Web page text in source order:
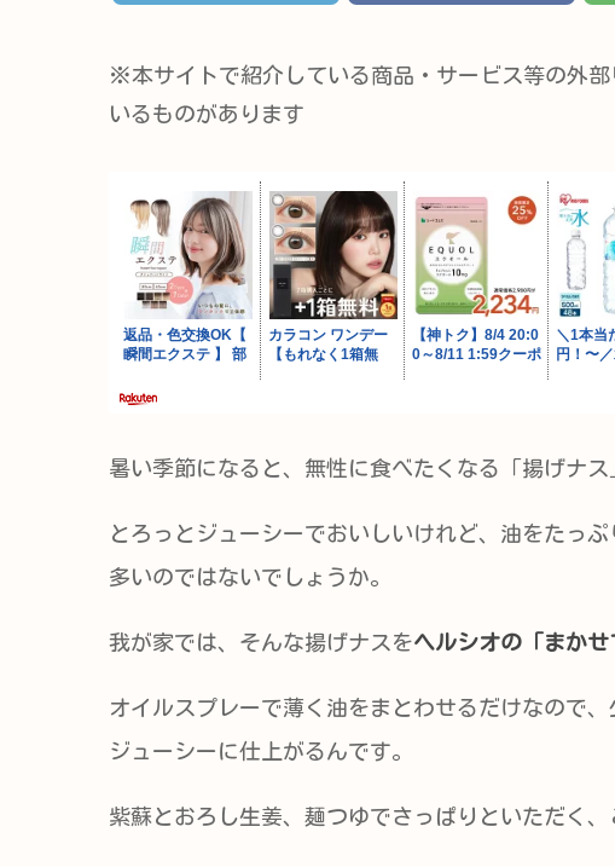
※本サイトで紹介している商品・サービス等の外
いるものがあります
暑い季節になると、無性に食べたくなる「揚げナス
とろっとジューシーでおいしいけれど、油をたっ
多いのではないでしょうか。
我が家では、そんな揚げナスをヘルシオの「まかせ
オイルスプレーで薄く油をまとわせるだけなので
ジューシーに仕上がるんです。
紫蘇とおろし生姜、麺つゆでさっぱりといただく